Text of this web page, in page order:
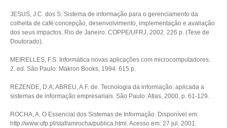
JESUS, J.C. dos S. Sistema de informação para o gerenciamento da
colheita de café:concepção, desenvolvimento, implementação e avaliação
dos seus impactos. Rio de Janeiro: COPPE/UFRJ, 2002. 226 p. (Tese de
Doutorado).
MEIRELLES, F.S. Informática novas aplicações com microcomputadores.
2. ed. São Paulo: Makron Books, 1994. 615 p.
REZENDE, D.A; ABREU, A.F. de. Tecnologia da informação: aplicada a
sistemas de informação empresariais. São Paulo: Atlas, 2000. p. 61-129.
ROCHA, A. O Essencial dos Sistemas de Informação. Disponível em:
http://www.ufp.pt/staf/amrocha/publica.html. Acesso em: 27 jul. 2001.